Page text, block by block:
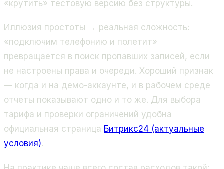
«крутить» тестовую версию без структуры.
Иллюзия простоты → реальная сложность:
«подключим телефонию и полетит»
превращается в поиск пропавших записей, если
не настроены права и очереди. Хороший признак
— когда и на демо-аккаунте, и в рабочем среде
отчеты показывают одно и то же. Для выбора
тарифа и проверки ограничений удобна
официальная страница Битрикс24 (актуальные
условия).